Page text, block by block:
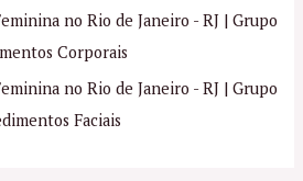
no Rio de Janeiro - RJ | Grupo
Corporais
no Rio de Janeiro - RJ | Grupo
Faciais